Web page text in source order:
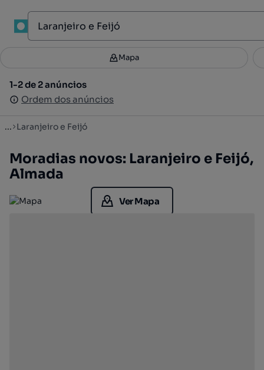
Filtros 3
1-2 de 2 anúncios
Ordem dos anúncios
Mapa
1-2 de 2 anúncios
Ordem dos anúncios
... Laranjeiro e Feijó
Moradias novos: Laranjeiro e Feijó,
Almada
Ver Mapa